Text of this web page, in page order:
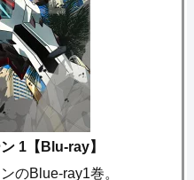
1【Blu-ray】
のBlue-ray1巻。